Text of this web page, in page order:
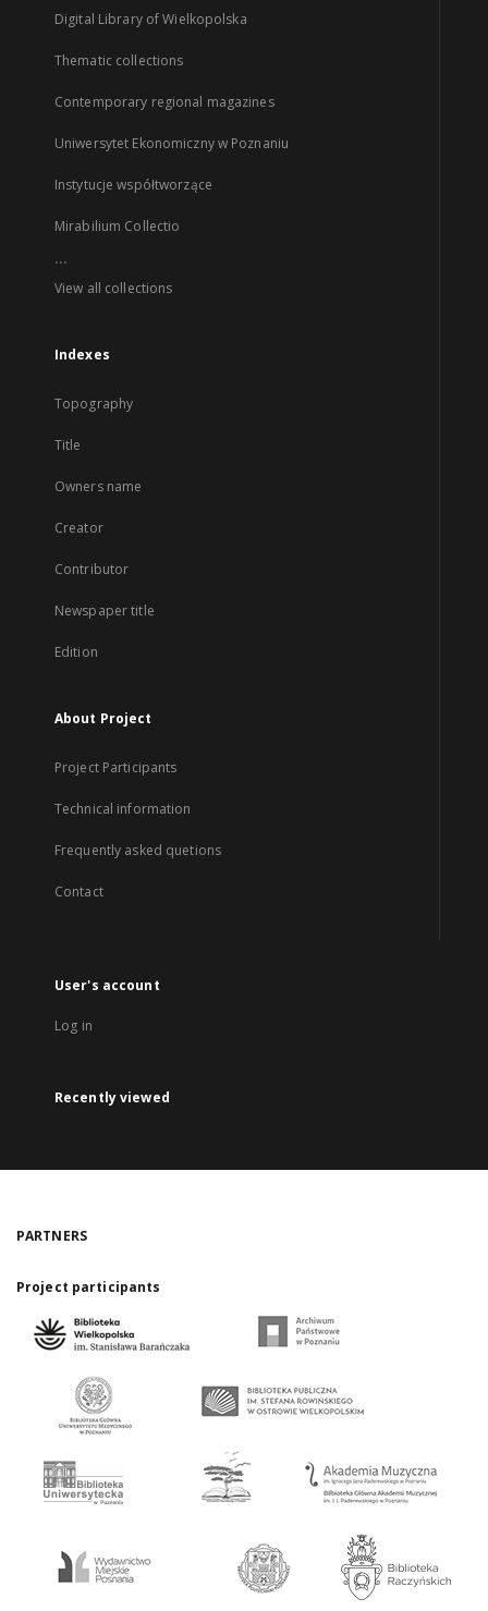
Digital Library of Wielkopolska
Thematic collections
Contemporary regional magazines
Uniwersytet Ekonomiczny w Poznaniu
Instytucje współtworzące
Mirabilium Collectio
...
View all collections
Indexes
Topography
Title
Owners name
Creator
Contributor
Newspaper title
Edition
About Project
Project Participants
Technical information
Frequently asked quetions
Contact
User's account
Log in
Recently viewed
PARTNERS
Project participants